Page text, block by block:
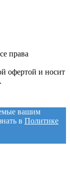
права
офертой и носит
вашим
в Политике